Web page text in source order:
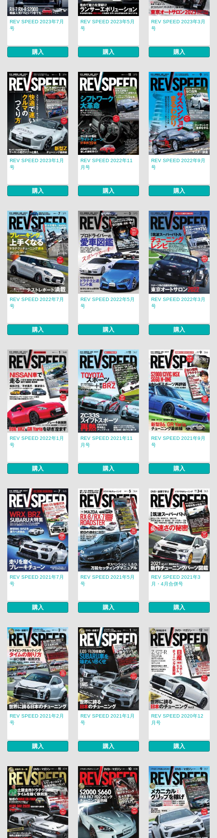
REV SPEED 2023年7月
号
購入
REV SPEED 2023年5月
号
購入
REV SPEED 2023年3月
号
購入
REV SPEED 2023年1月
号
購入
REV SPEED 2022年11
月号
購入
REV SPEED 2022年9月
号
購入
REV SPEED 2022年7月
号
購入
REV SPEED 2022年5月
号
購入
REV SPEED 2022年3月
号
購入
REV SPEED 2022年1月
号
購入
REV SPEED 2021年11
月号
購入
REV SPEED 2021年9月
号
購入
REV SPEED 2021年7月
号
購入
REV SPEED 2021年5月
号
購入
REV SPEED 2021年3
月・4月合併号
購入
REV SPEED 2021年2月
号
購入
REV SPEED 2021年1月
号
購入
REV SPEED 2020年12
月号
購入